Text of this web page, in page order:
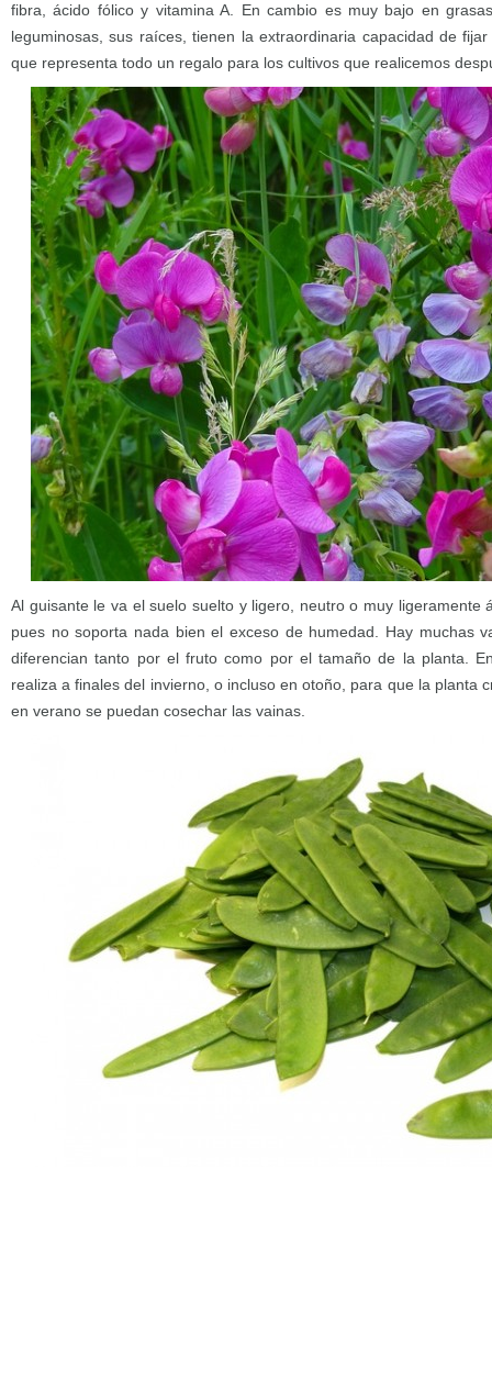
fibra, ácido fólico y vitamina A. En cambio es muy bajo en
leguminosas, sus raíces, tienen la extraordinaria capacidad de
que representa todo un regalo para los cultivos que realicemos
Al guisante le va el suelo suelto y ligero, neutro o muy ligeramente
pues no soporta nada bien el exceso de humedad. Hay muchas
diferencian tanto por el fruto como por el tamaño de la planta.
realiza a finales del invierno, o incluso en otoño, para que la planta
en verano se puedan cosechar las vainas.